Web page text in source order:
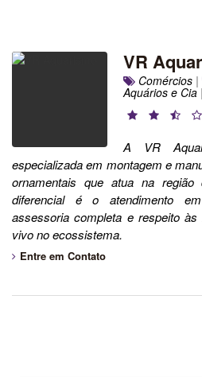
VR
Comércios |
Aquários e Cia|
A VR
especializada em montagem e
ornamentais que atua na
diferencial é o atendimento
assessoria completa e respeito
vivo no ecossistema.
Entre em Contato